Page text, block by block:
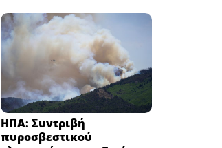
ΗΠΑ: Συντριβή
πυροσβεστικού